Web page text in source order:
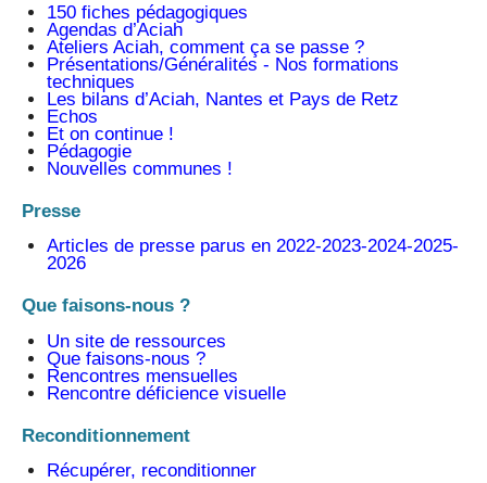
150 fiches pédagogiques
Agendas d’Aciah
Ateliers Aciah, comment ça se passe ?
Présentations/Généralités - Nos formations
techniques
Les bilans d’Aciah, Nantes et Pays de Retz
Echos
Et on continue !
Pédagogie
Nouvelles communes !
Presse
Articles de presse parus en 2022-2023-2024-2025-
2026
Que faisons-nous ?
Un site de ressources
Que faisons-nous ?
Rencontres mensuelles
Rencontre déficience visuelle
Reconditionnement
Récupérer, reconditionner